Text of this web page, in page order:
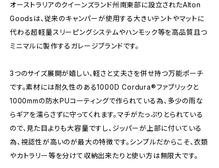
オーストラリアのクイーンズランド州南東部に設立されたAlton
Goodsは、従来のキャンパーが使用する大きいテントやマットに
代わる超軽量スリーピングシステムやハンモック等を高品質且つ
ミニマルに製作するガレージブランドです。
3つのサイズ展開が嬉しい、軽さと丈夫さを併せ持つ万能ポーチ
です。素材には耐久性のある1000D Cordura®ファブリックと
1000mmの防水PUコーティングで作られている為、多少の雨な
らギアを濡らさずに守ってくれます。マチがたっぷりとられている
ので、見た目よりも大容量ですし、ジッパーが上部に付いている
為、視認性が高いのが最大の特徴です。シンプルだからこそ、衣類
やカトラリー等を分けて収納出来たりと使い方は無限大です。